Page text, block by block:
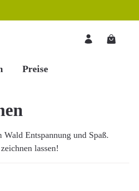
Preise
Entspannung und Spaß.
lassen!